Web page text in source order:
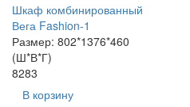
Шкаф комбинированный
Вега Fashion-1
Размер: 802*1376*460
(Ш*В*Г)
8283
В корзину